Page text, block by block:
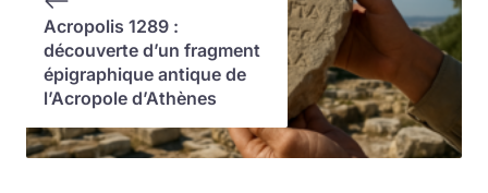
Acropolis 1289 :
découverte d’un fragment
épigraphique antique de
l’Acropole d’Athènes